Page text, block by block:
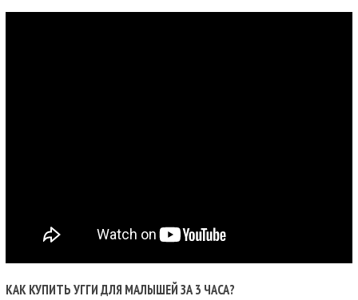
КАК КУПИТЬ УГГИ ДЛЯ МАЛЫШЕЙ ЗА 3 ЧАСА?